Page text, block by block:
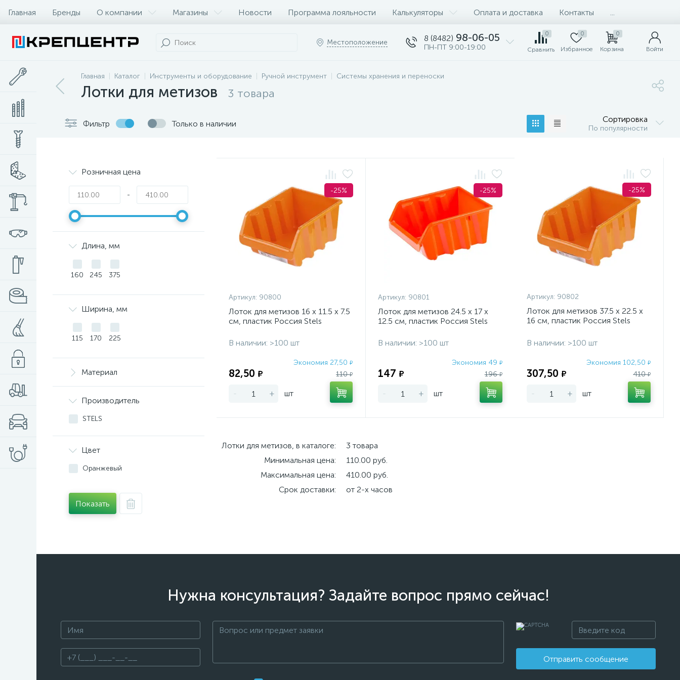
Главная Бренды О компании Магазины Новости Программа лояльности Калькуляторы Оплата и доставка Контакты
Местоположение 8 (8482) 98-06-05
ПН-ПТ 9:00-19:00
0
Сравнить
0
Избранное
0
Корзина Войти
Главная Каталог Инструменты и оборудование Ручной инструмент Системы хранения и переноски
Лотки для метизов 3 товара
Фильтр Только в наличии Сортировка
По популярности
Розничная цена
-
Длина, мм
160 245 375
Ширина, мм
115 170 225
Материал
Производитель
STELS
Цвет
Оранжевый
Показать
-25%
Артикул: 90800
Лоток для метизов 16 х 11.5 х 7.5
см, пластик Россия Stels
В наличии: >100 шт
Экономия 27,50 ₽
82,50 ₽ 110₽
- + шт
-25%
Артикул: 90801
Лоток для метизов 24.5 х 17 х
12.5 см, пластик Россия Stels
В наличии: >100 шт
Экономия 49 ₽
147 ₽ 196₽
- + шт
-25%
Артикул: 90802
Лоток для метизов 37.5 х 22.5 х
16 см, пластик Россия Stels
В наличии: >100 шт
Экономия 102,50₽
307,50 ₽ 410₽
- + шт
Лотки для метизов, в каталоге:
3 товара
Минимальная цена:
110.00 руб.
Максимальная цена:
410.00 руб.
Срок доставки:
от 2-х часов
Нужна консультация? Задайте вопрос прямо сейчас!
Отправить сообщение